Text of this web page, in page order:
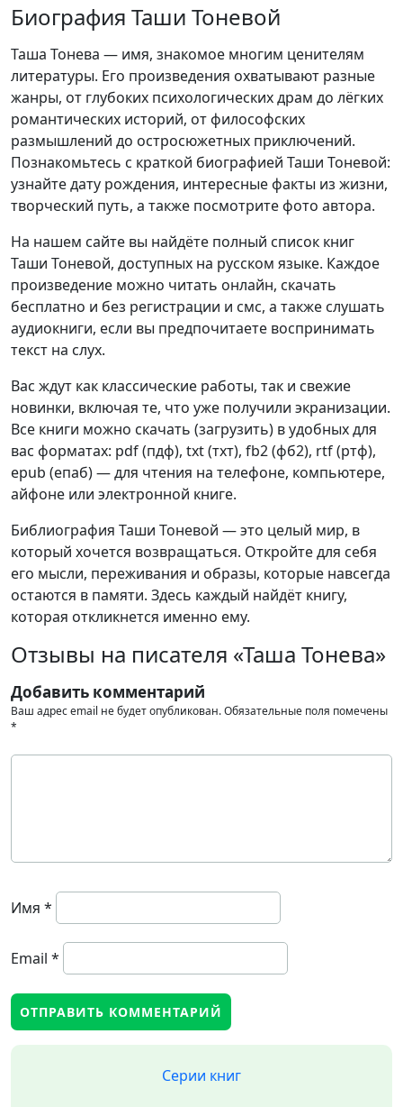
Биография Таши Тоневой
Таша Тонева — имя, знакомое многим ценителям
литературы. Его произведения охватывают разные
жанры, от глубоких психологических драм до лёгких
романтических историй, от философских
размышлений до остросюжетных приключений.
Познакомьтесь с краткой биографией Таши Тоневой:
узнайте дату рождения, интересные факты из жизни,
творческий путь, а также посмотрите фото автора.
На нашем сайте вы найдёте полный список книг
Таши Тоневой, доступных на русском языке. Каждое
произведение можно читать онлайн, скачать
бесплатно и без регистрации и смс, а также слушать
аудиокниги, если вы предпочитаете воспринимать
текст на слух.
Вас ждут как классические работы, так и свежие
новинки, включая те, что уже получили экранизации.
Все книги можно скачать (загрузить) в удобных для
вас форматах: pdf (пдф), txt (тхт), fb2 (фб2), rtf (ртф),
epub (епаб) — для чтения на телефоне, компьютере,
айфоне или электронной книге.
Библиография Таши Тоневой — это целый мир, в
который хочется возвращаться. Откройте для себя
его мысли, переживания и образы, которые навсегда
остаются в памяти. Здесь каждый найдёт книгу,
которая откликнется именно ему.
Отзывы на писателя «Таша Тонева»
Добавить комментарий
Ваш адрес email не будет опубликован.Обязательные поля помечены
*
Имя *
Email *
Серии книг